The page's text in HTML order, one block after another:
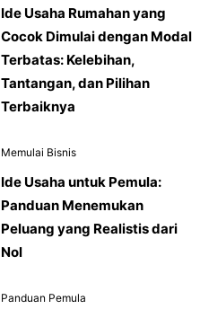
Ide Usaha Rumahan yang
Cocok Dimulai dengan Modal
Terbatas: Kelebihan,
Tantangan, dan Pilihan
Terbaiknya
Memulai Bisnis
Ide Usaha untuk Pemula:
Panduan Menemukan
Peluang yang Realistis dari
Nol
Panduan Pemula